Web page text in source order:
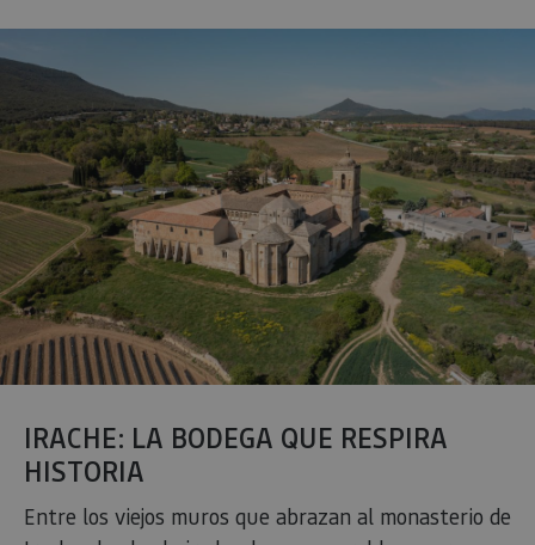
IRACHE: LA BODEGA QUE RESPIRA
HISTORIA
Entre los viejos muros que abrazan al monasterio de